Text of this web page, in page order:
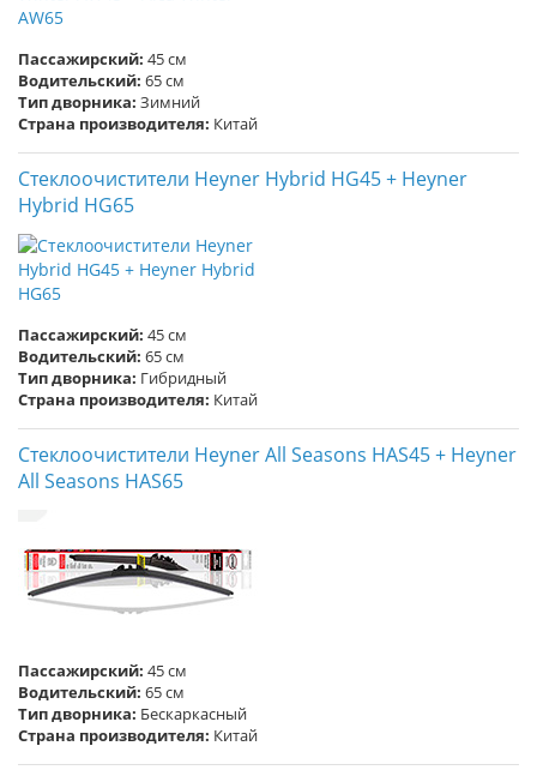
Пассажирский: 45 см
Водительский: 65 см
Тип дворника: Зимний
Страна производителя: Китай
Стеклоочистители Heyner Hybrid HG45 + Heyner
Hybrid HG65
Пассажирский: 45 см
Водительский: 65 см
Тип дворника: Гибридный
Страна производителя: Китай
Стеклоочистители Heyner All Seasons HAS45 + Heyner
All Seasons HAS65
Пассажирский: 45 см
Водительский: 65 см
Тип дворника: Бескаркасный
Страна производителя: Китай